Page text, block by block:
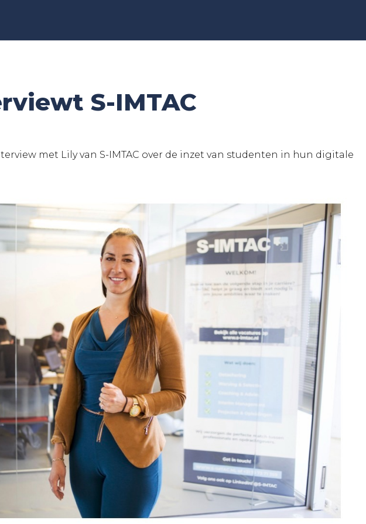
S-IMTAC
met Lily van S-IMTAC over de inzet van studenten in hun digitale